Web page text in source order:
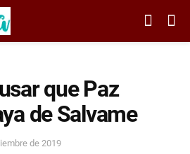
que Paz
de Salvame
de 2019